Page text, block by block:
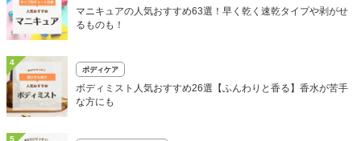
マニキュアの人気おすすめ63選！早く乾く速乾タイプや剥がせ
るものも！
4
ボディケア
ボディミスト人気おすすめ26選【ふんわりと香る】香水が苦手
な方にも
5